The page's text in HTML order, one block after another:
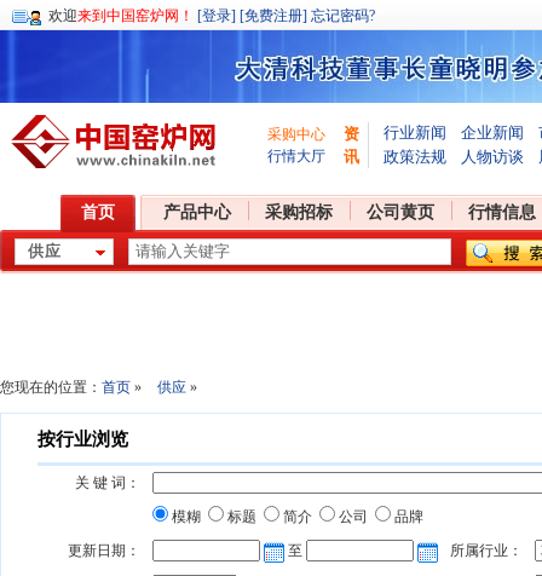
欢迎来到中国窑炉网！ [登录] [免费注册] 忘记密码?
采购中心
行情大厅
资
讯
行业新闻 企业新闻
政策法规
人物访谈
首页 产品中心 采购招标 公司黄页 行情信息
您现在的位置： 首页 » 供应 »
按行业浏览
关 键 词：
模糊
标题 简介 公司
品牌
更新日期：
至 所属行业：